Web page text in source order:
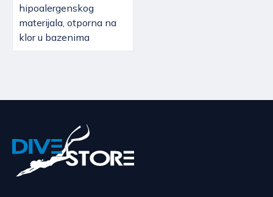
hipoalergenskog
materijala, otporna na
klor u bazenima